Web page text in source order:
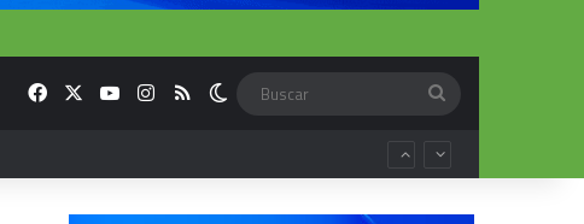
FacebookYouTubeInstagram
RSS Switch skin